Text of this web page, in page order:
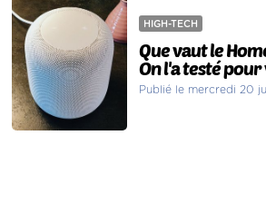
HIGH-TECH
Que vaut le
On l'a testé pour
Publié le mercredi 20